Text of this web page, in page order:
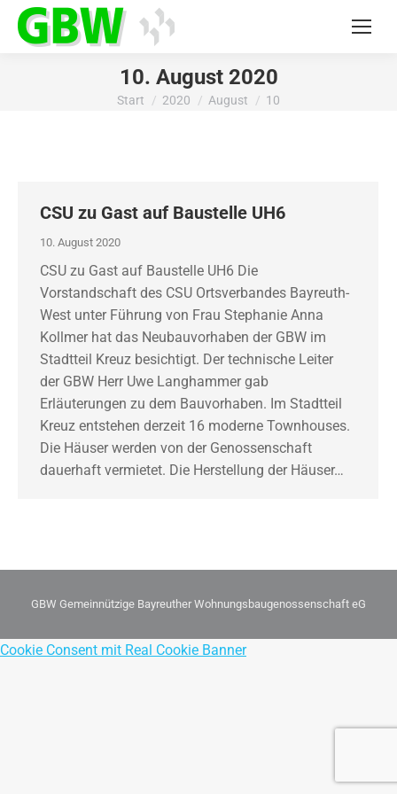
10. August 2020
Sie befinden sich hier:
Start 2020 August 10
CSU zu Gast auf Baustelle UH6
10. August 2020
CSU zu Gast auf Baustelle UH6 Die
Vorstandschaft des CSU Ortsverbandes Bayreuth-
West unter Führung von Frau Stephanie Anna
Kollmer hat das Neubauvorhaben der GBW im
Stadtteil Kreuz besichtigt. Der technische Leiter
der GBW Herr Uwe Langhammer gab
Erläuterungen zu dem Bauvorhaben. Im Stadtteil
Kreuz entstehen derzeit 16 moderne Townhouses.
Die Häuser werden von der Genossenschaft
dauerhaft vermietet. Die Herstellung der Häuser…
GBW Gemeinnützige Bayreuther Wohnungsbaugenossenschaft eG
Cookie Consent mit Real Cookie Banner